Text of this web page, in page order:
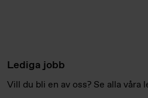
Lediga jobb
Vill du bli en av oss? Se alla våra